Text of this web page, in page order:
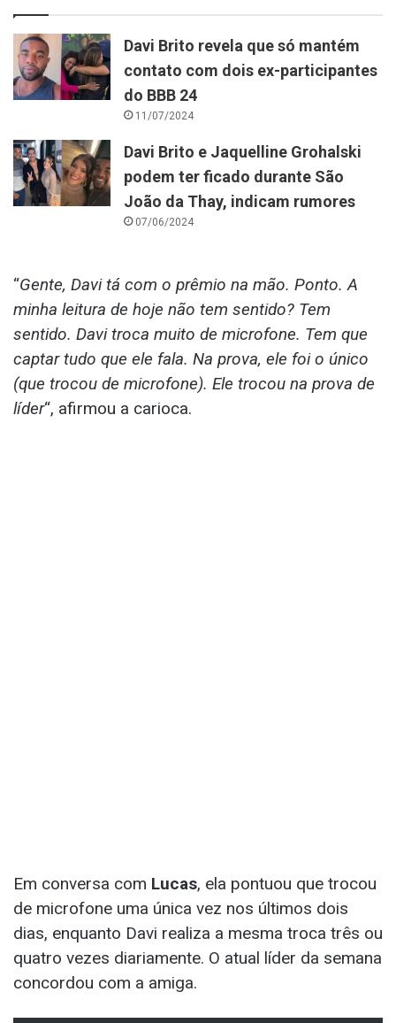
Davi Brito revela que só mantém
contato com dois ex-participantes
do BBB 24
11/07/2024
Davi Brito e Jaquelline Grohalski
podem ter ficado durante São
João da Thay, indicam rumores
07/06/2024
“Gente, Davi tá com o prêmio na mão. Ponto. A
minha leitura de hoje não tem sentido? Tem
sentido. Davi troca muito de microfone. Tem que
captar tudo que ele fala. Na prova, ele foi o único
(que trocou de microfone). Ele trocou na prova de
líder“, afirmou a carioca.
Em conversa com Lucas, ela pontuou que trocou
de microfone uma única vez nos últimos dois
dias, enquanto Davi realiza a mesma troca três ou
quatro vezes diariamente. O atual líder da semana
concordou com a amiga.